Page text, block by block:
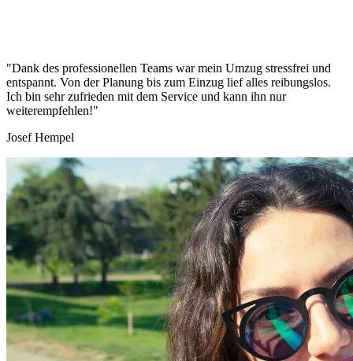
"Dank des professionellen Teams war mein Umzug stressfrei und
entspannt. Von der Planung bis zum Einzug lief alles reibungslos.
Ich bin sehr zufrieden mit dem Service und kann ihn nur
weiterempfehlen!"
Josef Hempel